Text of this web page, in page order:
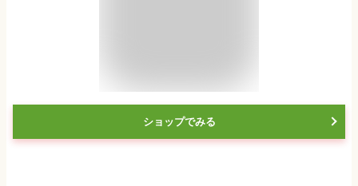
ショップでみる